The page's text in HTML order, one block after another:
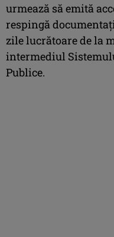
urmează să emită
respingă
zile lucrătoare de la
intermediul
Publice.